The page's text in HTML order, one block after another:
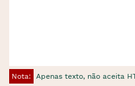
Nota: Apenas texto, não aceita